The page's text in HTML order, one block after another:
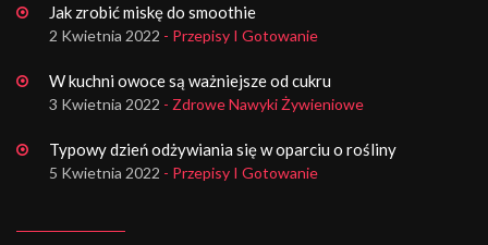
Jak zrobić miskę do smoothie
2 Kwietnia 2022 - Przepisy I Gotowanie
W kuchni owoce są ważniejsze od cukru
3 Kwietnia 2022 - Zdrowe Nawyki Żywieniowe
Typowy dzień odżywiania się w oparciu o rośliny
5 Kwietnia 2022 - Przepisy I Gotowanie